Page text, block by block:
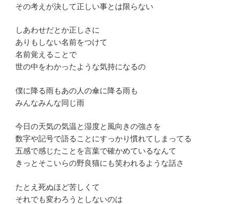
その考えが決して正しい事とは限らない
しあわせだとか正しさに
ありもしない名前をつけて
名前覚えることで
世の中をわかったような気持になるの
僕に降る雨もあの人の傘に降る雨も
みんなみんな同じ雨
今日の天気の気温と湿度と風向きの強さを
数字や記号で語ることにすっかり慣れてしまってる
五感で感じたことを言葉で確かめているなんて
きっとそこいらの野良猫にも笑われるような話さ
たとえ死ぬほど苦しくて
それでも変わろうとしないのは